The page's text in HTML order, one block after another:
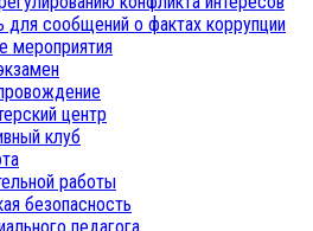
для сообщений о фактах коррупции
мероприятия
центр
клуб
работы
безопасность
педагога